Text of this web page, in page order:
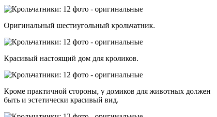
Оригинальный шестиугольный крольчатник.
Красивый настоящий дом для кроликов.
Кроме практичной стороны, у домиков для животных должен
быть и эстетически красивый вид.